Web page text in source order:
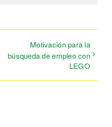
Motivación para la
búsqueda de empleo con
LEGO